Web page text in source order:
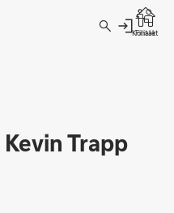
(Enter drücken)
Kontakt
Filiale
Trapp